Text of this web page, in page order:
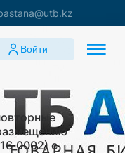
Войти
с